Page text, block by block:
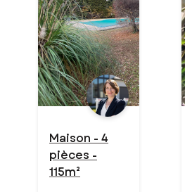
Maison - 4
pièces -
115m²